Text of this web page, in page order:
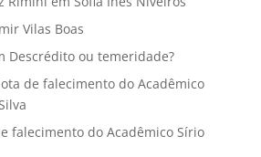
Vilas Boas
Descrédito ou temeridade?
de falecimento do Acadêmico
falecimento do Acadêmico Sírio